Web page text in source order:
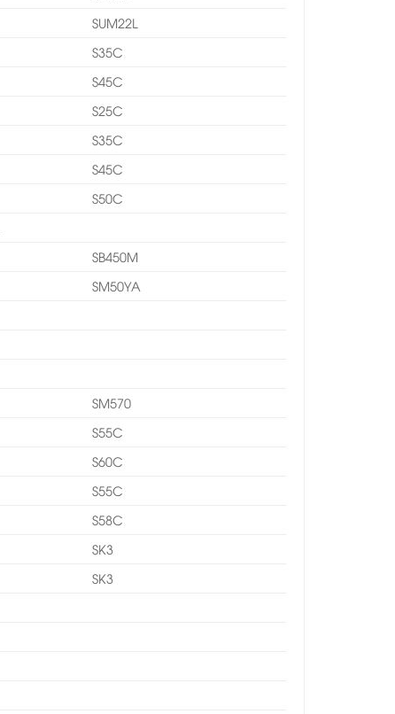
SUM22L
S35C
S45C
S25C
S35C
S45C
S50C
SB450M
SM50YA
SM570
S55C
S60C
S55C
S58C
SK3
SK3